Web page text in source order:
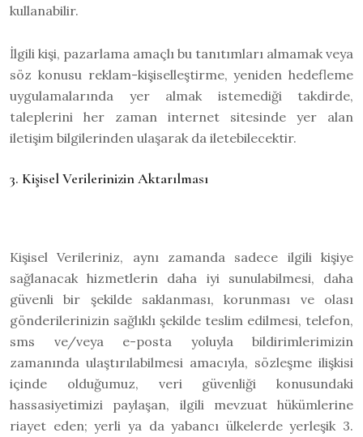
kullanabilir.
İlgili kişi, pazarlama amaçlı bu tanıtımları almamak veya
söz konusu reklam-kişiselleştirme, yeniden hedefleme
uygulamalarında yer almak istemediği takdirde,
taleplerini her zaman internet sitesinde yer alan
iletişim bilgilerinden ulaşarak da iletebilecektir.
3. Kişisel Verilerinizin Aktarılması
Kişisel Verileriniz, aynı zamanda sadece ilgili kişiye
sağlanacak hizmetlerin daha iyi sunulabilmesi, daha
güvenli bir şekilde saklanması, korunması ve olası
gönderilerinizin sağlıklı şekilde teslim edilmesi, telefon,
sms ve/veya e-posta yoluyla bildirimlerimizin
zamanında ulaştırılabilmesi amacıyla, sözleşme ilişkisi
içinde olduğumuz, veri güvenliği konusundaki
hassasiyetimizi paylaşan, ilgili mevzuat hükümlerine
riayet eden; yerli ya da yabancı ülkelerde yerleşik 3.